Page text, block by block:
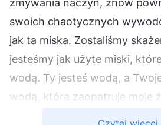
swoich chaotycznych
jak ta miska. Zostaliśmy
jesteśmy jak użyte miski,
wodą. Ty jesteś wodą, a
wodą, która zaopatruje moje